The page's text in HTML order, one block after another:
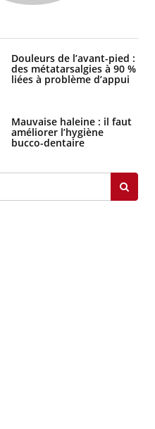
Douleurs de l’avant-pied :
des métatarsalgies à 90 %
liées à problème d’appui
Mauvaise haleine : il faut
améliorer l’hygiène
bucco-dentaire